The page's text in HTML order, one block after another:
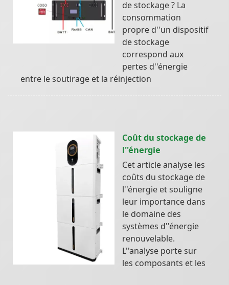
de stockage ? La
consommation
propre d''un dispositif
de stockage
correspond aux
pertes d''énergie
entre le soutirage et la réinjection
Coût du stockage de
l''énergie
Cet article analyse les
coûts du stockage de
l''énergie et souligne
leur importance dans
le domaine des
systèmes d''énergie
renouvelable.
L''analyse porte sur
les composants et les